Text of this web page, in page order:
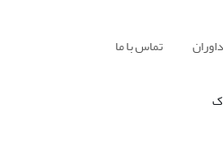
داوران تماس با ما